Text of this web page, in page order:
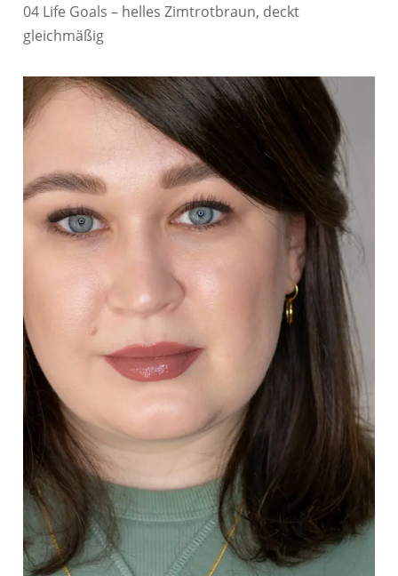
04 Life Goals – helles Zimtrotbraun, deckt
gleichmäßig